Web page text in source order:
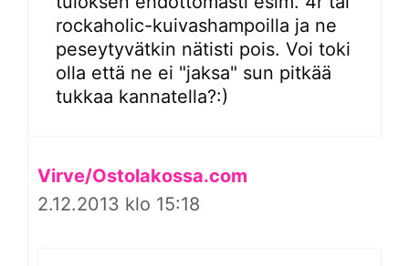
rockaholic-kuivashampoilla ja ne
peseytyvätkin nätisti pois. Voi toki
olla että ne ei "jaksa" sun pitkää
tukkaa kannatella?:)
Virve/Ostolakossa.com
2.12.2013 klo 15:18